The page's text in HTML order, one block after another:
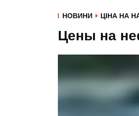
НОВИНИ ЦІНА НА
Цены на